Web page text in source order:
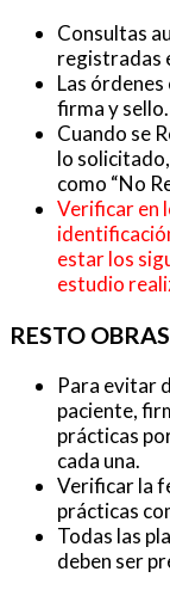
Consultas
registradas
Las
firma y sello.
Cuando se
lo
como “No
Verificar en
estar los
estudio
RESTO
Para evitar
paciente,
prácticas
cada una.
Verificar la
prácticas
Todas las
deben ser